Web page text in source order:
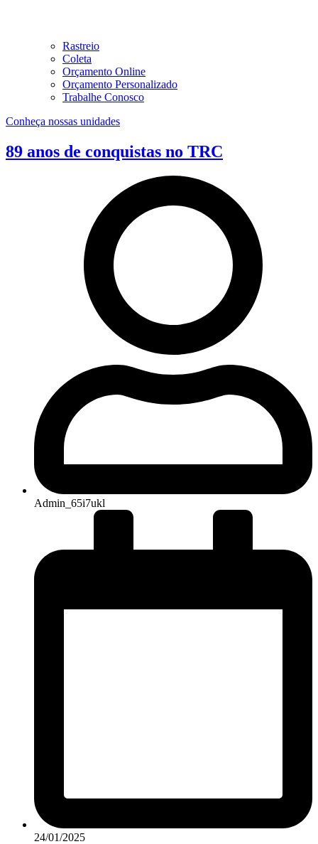
Rastreio
Coleta
Orçamento Online
Orçamento Personalizado
Trabalhe Conosco
Conheça nossas unidades
89 anos de conquistas no TRC
Admin_65i7ukl
24/01/2025